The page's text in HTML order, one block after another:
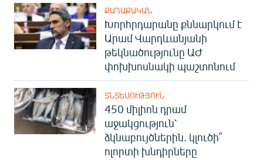
ԲԱՆԱՎԵՃ
ՁԳՏԵԼՈՎ ԼԱՎԱԳՈՒՅՆԻՆ
Հայերեն
English
Русский
ՔԱՂԱՔԱԿԱՆ
Խորհրդարանը քննարկում է
Արամ Վարդևանյանի
թեկնածությունը ԱԺ
փոխխոսնակի պաշտոնում
ՏՆՏԵՍՈՒԹՅՈՒՆ
450 միլիոն դրամ
աջակցություն՝
ձկնաբույծներին. կլուծի՞
ոլորտի խնդիրները